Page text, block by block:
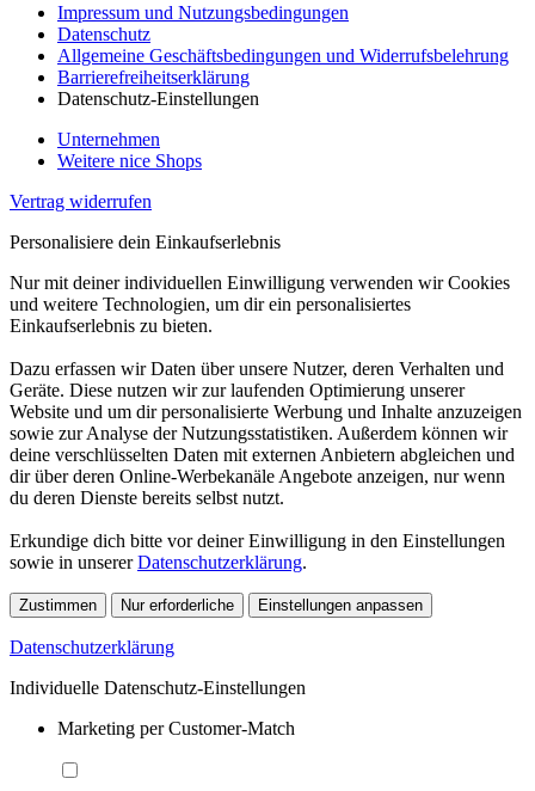
Impressum und Nutzungsbedingungen
Datenschutz
Allgemeine Geschäftsbedingungen und Widerrufsbelehrung
Barrierefreiheitserklärung
Datenschutz-Einstellungen
Unternehmen
Weitere nice Shops
Vertrag widerrufen
Personalisiere dein Einkaufserlebnis
Nur mit deiner individuellen Einwilligung verwenden wir Cookies
und weitere Technologien, um dir ein personalisiertes
Einkaufserlebnis zu bieten.
Dazu erfassen wir Daten über unsere Nutzer, deren Verhalten und
Geräte. Diese nutzen wir zur laufenden Optimierung unserer
Website und um dir personalisierte Werbung und Inhalte anzuzeigen
sowie zur Analyse der Nutzungsstatistiken. Außerdem können wir
deine verschlüsselten Daten mit externen Anbietern abgleichen und
dir über deren Online-Werbekanäle Angebote anzeigen, nur wenn
du deren Dienste bereits selbst nutzt.
Erkundige dich bitte vor deiner Einwilligung in den Einstellungen
sowie in unsererDatenschutzerklärung.
Zustimmen Nur erforderliche Einstellungen anpassen
Datenschutzerklärung
Individuelle Datenschutz-Einstellungen
Marketing per Customer-Match